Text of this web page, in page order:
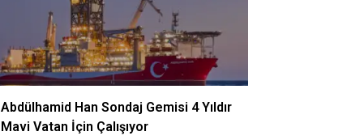
Abdülhamid Han Sondaj Gemisi 4 Yıldır
Mavi Vatan İçin Çalışıyor